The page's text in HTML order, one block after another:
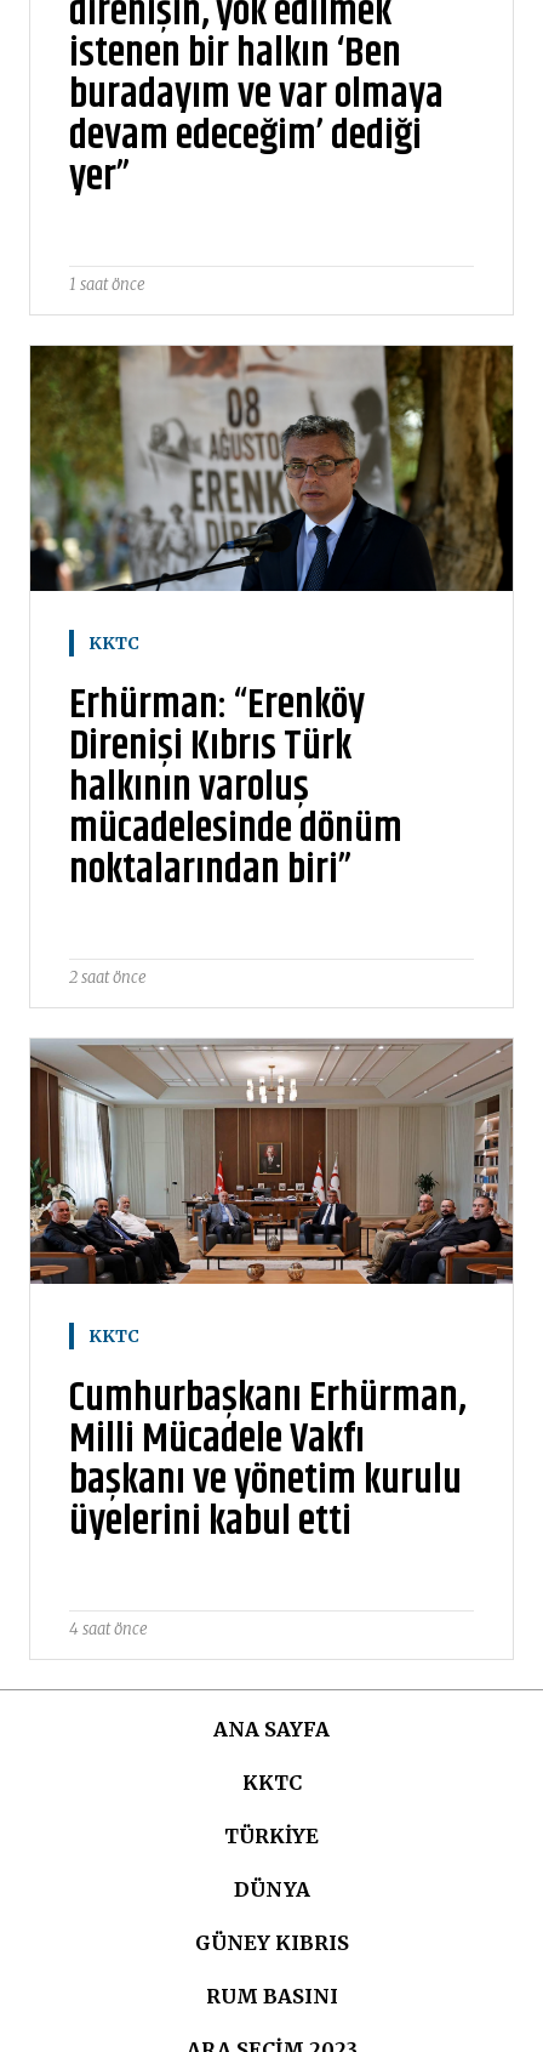
direnişin, yok edilmek
istenen bir halkın ‘Ben
buradayım ve var olmaya
devam edeceğim’ dediği
yer”
1 saat önce
KKTC
Erhürman: “Erenköy
Direnişi Kıbrıs Türk
halkının varoluş
mücadelesinde dönüm
noktalarından biri”
2 saat önce
KKTC
Cumhurbaşkanı Erhürman,
Milli Mücadele Vakfı
başkanı ve yönetim kurulu
üyelerini kabul etti
4 saat önce
ANA SAYFA
KKTC
TÜRKIYE
DÜNYA
GÜNEY KIBRIS
RUM BASINI